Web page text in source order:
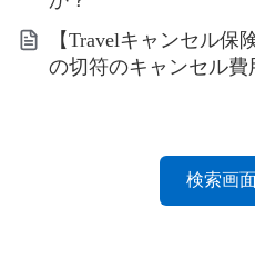
【Travelキャンセル
の切符のキャンセル費
検索画